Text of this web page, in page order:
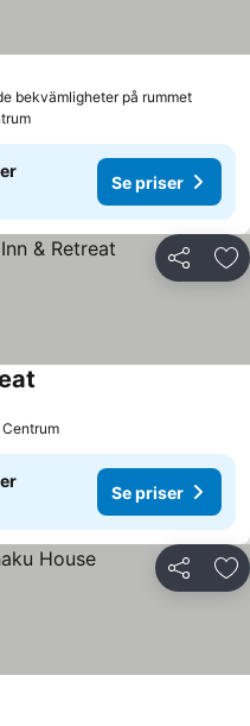
bekvämligheter på rummet
Se priser
Dela
Se priser
Dela